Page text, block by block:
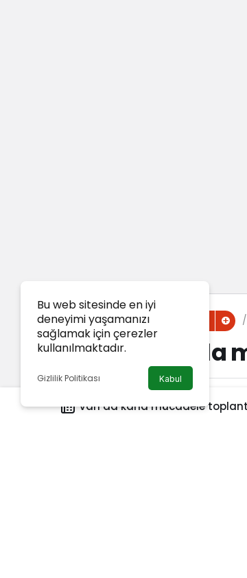
Haberler
Van’da karla
1 Aralık 2024, 12:00
Van’da karla mücadele
Bu web sitesinde en iyi
deneyimi yaşamanızı
sağlamak için çerezler
kullanılmaktadır.
Gizlilik Politikası Kabul